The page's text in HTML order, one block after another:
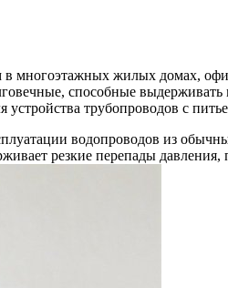
многоэтажных жилых домах,
способные
трубопроводов с
водопроводов из
резкие перепады давления,